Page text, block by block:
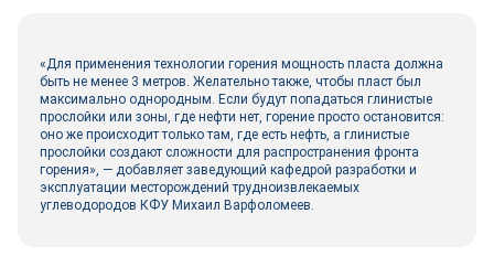
«Для применения технологии горения мощность пласта должна
быть не менее 3 метров. Желательно также, чтобы пласт был
максимально однородным. Если будут попадаться глинистые
прослойки или зоны, где нефти нет, горение просто остановится:
оно же происходит только там, где есть нефть, а глинистые
прослойки создают сложности для распространения фронта
горения», — добавляет заведующий кафедрой разработки и
эксплуатации месторождений трудноизвлекаемых
углеводородов КФУ Михаил Варфоломеев.